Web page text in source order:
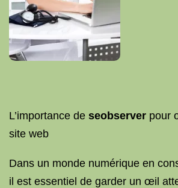
L’importance de seobserver pour
site web
Dans un monde numérique en
il est essentiel de garder un œil